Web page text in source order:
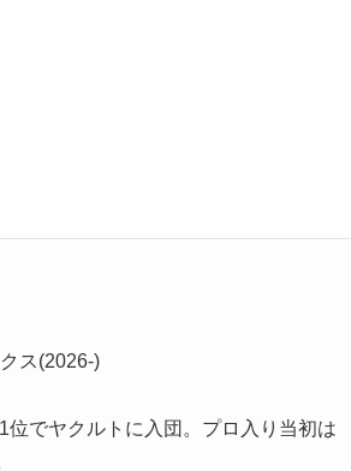
ス(2026-)
でヤクルトに入団。プロ入り当初は